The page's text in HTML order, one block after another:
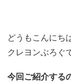
どうもこんにち
クレヨンぶろぐ
今回ご紹介する